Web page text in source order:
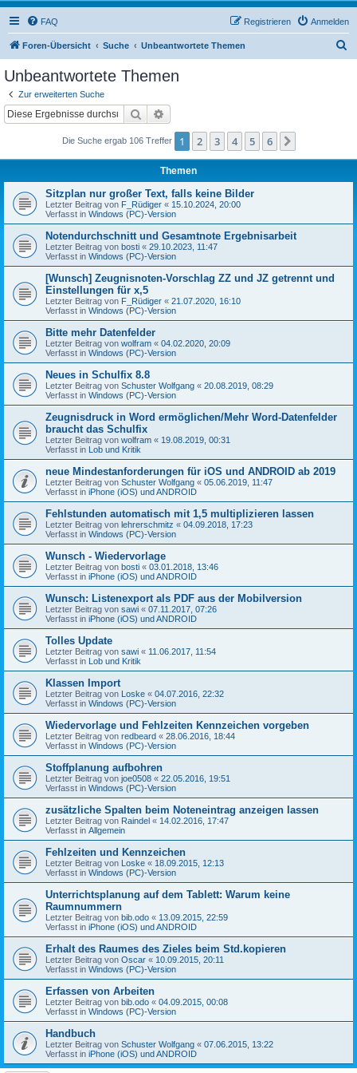
FAQ Anmelden
Registrieren
Foren-Übersicht Suche Unbeantwortete Themen
Unbeantwortete Themen
Zur erweiterten Suche
Suche
Die Suche ergab 106 Treffer 1 2 3 4 5 6
Themen
Sitzplan nur großer Text, falls keine Bilder
Letzter Beitrag von F_Rüdiger « 15.10.2024, 20:00
Verfasst in Windows (PC)-Version
Notendurchschnitt und Gesamtnote Ergebnisarbeit
Letzter Beitrag von bosti « 29.10.2023, 11:47
Verfasst in Windows (PC)-Version
[Wunsch] Zeugnisnoten-Vorschlag ZZ und JZ getrennt und
Einstellungen für x,5
Letzter Beitrag von F_Rüdiger « 21.07.2020, 16:10
Verfasst in Windows (PC)-Version
Bitte mehr Datenfelder
Letzter Beitrag von wolfram « 04.02.2020, 20:09
Verfasst in Windows (PC)-Version
Neues in Schulfix 8.8
Letzter Beitrag von Schuster Wolfgang « 20.08.2019, 08:29
Verfasst in Windows (PC)-Version
Zeugnisdruck in Word ermöglichen/Mehr Word-Datenfelder
braucht das Schulfix
Letzter Beitrag von wolfram « 19.08.2019, 00:31
Verfasst in Lob und Kritik
neue Mindestanforderungen für iOS und ANDROID ab 2019
Letzter Beitrag von Schuster Wolfgang « 05.06.2019, 11:47
Verfasst in iPhone (iOS) und ANDROID
Fehlstunden automatisch mit 1,5 multiplizieren lassen
Letzter Beitrag von lehrerschmitz « 04.09.2018, 17:23
Verfasst in Windows (PC)-Version
Wunsch - Wiedervorlage
Letzter Beitrag von bosti « 03.01.2018, 13:46
Verfasst in iPhone (iOS) und ANDROID
Wunsch: Listenexport als PDF aus der Mobilversion
Letzter Beitrag von sawi « 07.11.2017, 07:26
Verfasst in iPhone (iOS) und ANDROID
Tolles Update
Letzter Beitrag von sawi « 11.06.2017, 11:54
Verfasst in Lob und Kritik
Klassen Import
Letzter Beitrag von Loske « 04.07.2016, 22:32
Verfasst in Windows (PC)-Version
Wiedervorlage und Fehlzeiten Kennzeichen vorgeben
Letzter Beitrag von redbeard « 28.06.2016, 18:44
Verfasst in Windows (PC)-Version
Stoffplanung aufbohren
Letzter Beitrag von joe0508 « 22.05.2016, 19:51
Verfasst in Windows (PC)-Version
zusätzliche Spalten beim Noteneintrag anzeigen lassen
Letzter Beitrag von Raindel « 14.02.2016, 17:47
Verfasst in Allgemein
Fehlzeiten und Kennzeichen
Letzter Beitrag von Loske « 18.09.2015, 12:13
Verfasst in Windows (PC)-Version
Unterrichtsplanung auf dem Tablett: Warum keine
Raumnummern
Letzter Beitrag von bib.odo « 13.09.2015, 22:59
Verfasst in iPhone (iOS) und ANDROID
Erhalt des Raumes des Zieles beim Std.kopieren
Letzter Beitrag von Oscar « 10.09.2015, 20:11
Verfasst in Windows (PC)-Version
Erfassen von Arbeiten
Letzter Beitrag von bib.odo « 04.09.2015, 00:08
Verfasst in Windows (PC)-Version
Handbuch
Letzter Beitrag von Schuster Wolfgang « 07.06.2015, 13:22
Verfasst in iPhone (iOS) und ANDROID